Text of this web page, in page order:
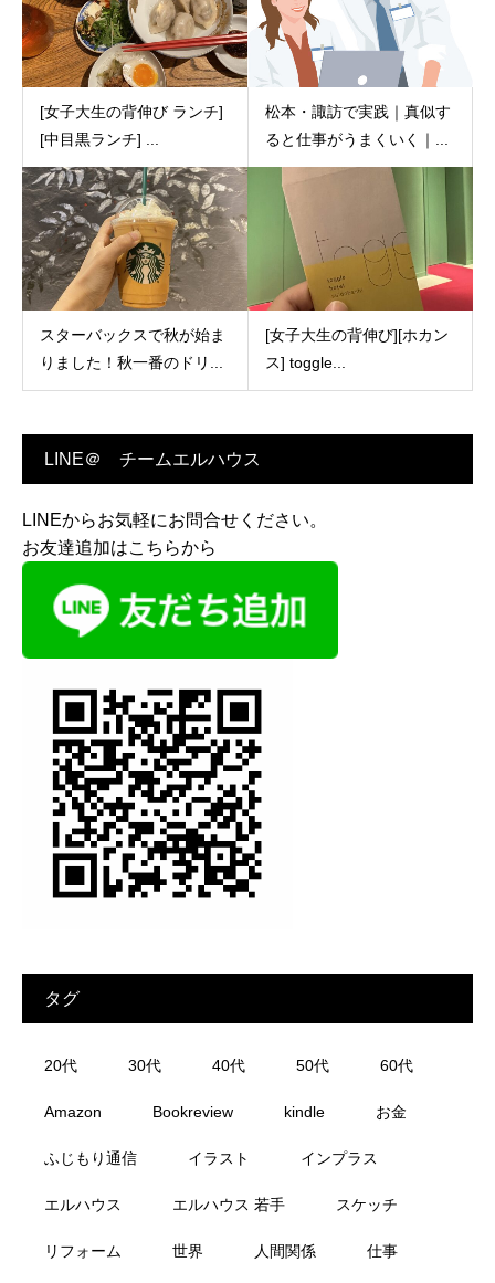
[女子大生の背伸び ランチ]
[中目黒ランチ] ...
松本・諏訪で実践｜真似す
ると仕事がうまくいく｜...
スターバックスで秋が始ま
りました！秋一番のドリ...
[女子大生の背伸び][ホカン
ス] toggle...
LINE＠ チームエルハウス
LINEからお気軽にお問合せください。
お友達追加はこちらから
タグ
20代 30代 40代 50代 60代
Amazon Bookreview kindle お金
ふじもり通信 イラスト インプラス
エルハウス エルハウス 若手 スケッチ
リフォーム 世界 人間関係 仕事